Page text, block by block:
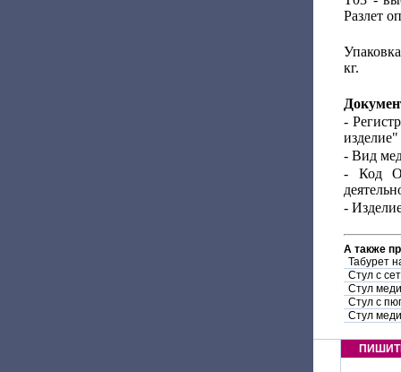
Разлет
кг.
-
- Вид
- Код
-
А также
Табурет
Стул с
Стул
Стул с
Стул